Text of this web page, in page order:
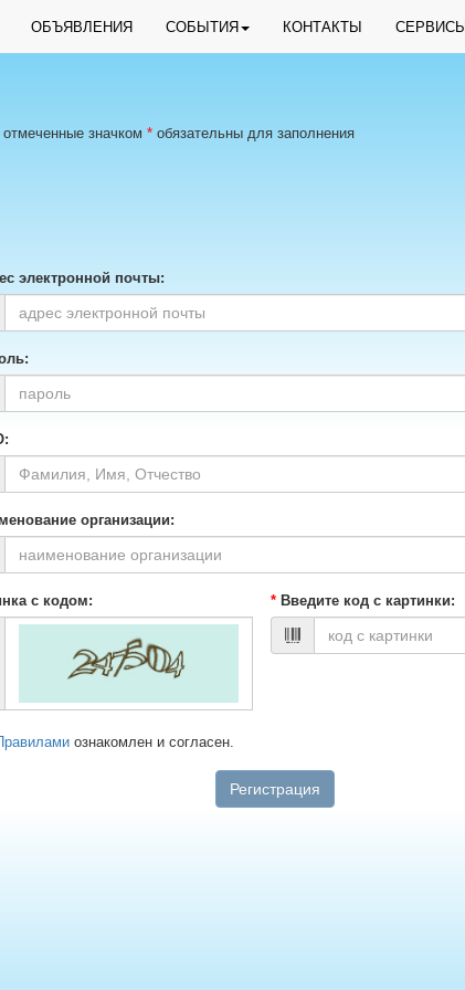
ОБЪЯВЛЕНИЯ СОБЫТИЯ КОНТАКТЫ СЕРВИСЫ
значком * обязательны для заполнения
электронной почты:
организации:
с кодом: *Введите код с картинки:
ознакомлен и согласен.
Регистрация